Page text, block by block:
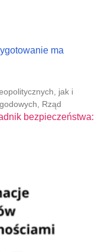
ma
jak i
Rząd
bezpieczeństwa: